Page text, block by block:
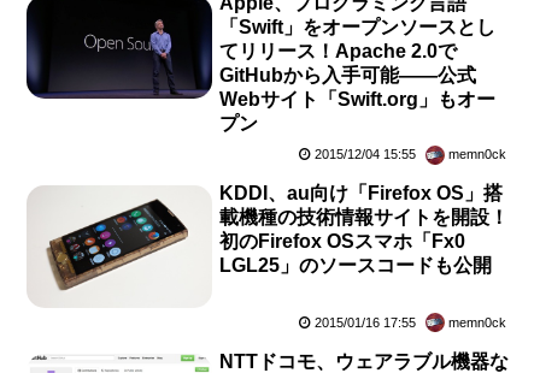
「Swift」をオープンソースとし
てリリース！Apache 2.0で
GitHubから入手可能――公式
Webサイト「Swift.org」もオー
プン
2015/12/04 15:55 memn0ck
KDDI、au向け「Firefox OS」搭
載機種の技術情報サイトを開設！
初のFirefox OSスマホ「Fx0
LGL25」のソースコードも公開
2015/01/16 17:55 memn0ck
NTTドコモ、ウェアラブル機器な